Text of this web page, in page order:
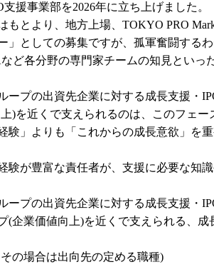
援事業部を2026年に立ち上げました。
とより、地方上場、TOKYO PRO
としての募集ですが、孤軍奮闘するわ
ど各分野の専門家チームの知見といっ
プの出資先企業に対する成長支援・
を近くで支えられるのは、このフェー
」よりも「これからの成長意欲」を重
が豊富な責任者が、支援に必要な知
プの出資先企業に対する成長支援・
業価値向上)を近くで支えられる、成
の場合は出向先の定める職種)